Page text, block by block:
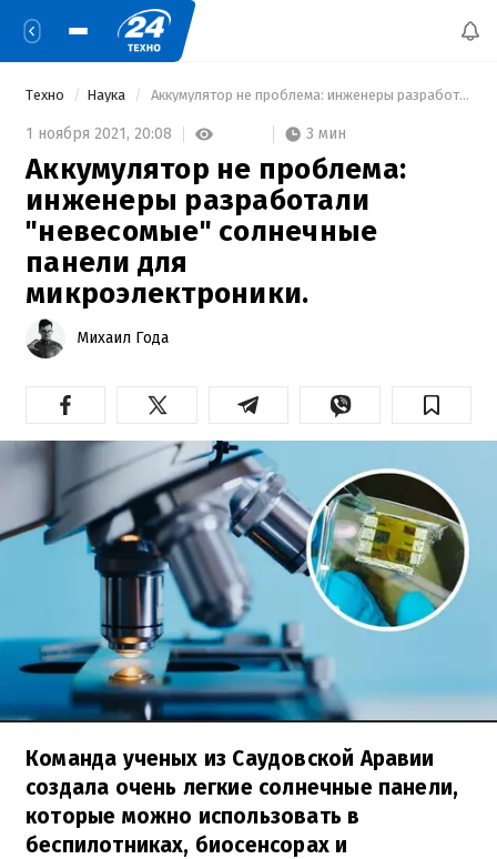
Техно Наука Аккумулятор не проблема: инженеры разработали "невесомые" солнечные панели для микроэлектроники.
1 ноября 2021, 20:08 3 мин
Аккумулятор не проблема:
инженеры разработали
"невесомые" солнечные
панели для
микроэлектроники.
Михаил Года
Команда ученых из Саудовской Аравии
создала очень легкие солнечные панели,
которые можно использовать в
беспилотниках, биосенсорах и